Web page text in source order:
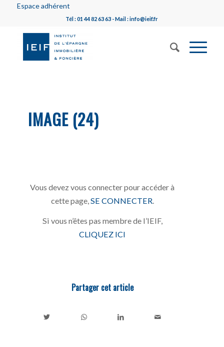
Espace adhérent
Tél : 01 44 82 63 63 - Mail : info@ieif.fr
IMAGE (24)
Vous devez vous connecter pour accéder à
cette page, SE CONNECTER
Si vous n’êtes pas membre de l’IEIF,
CLIQUEZ ICI
Partager cet article